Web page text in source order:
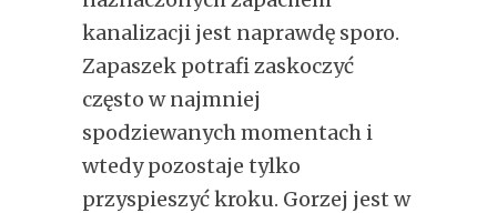
kanalizacji jest naprawdę sporo.
Zapaszek potrafi zaskoczyć
często w najmniej
spodziewanych momentach i
wtedy pozostaje tylko
przyspieszyć kroku. Gorzej jest w